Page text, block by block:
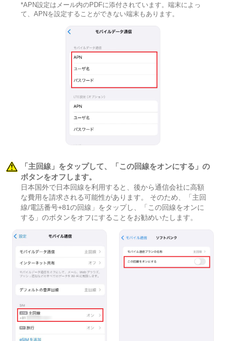
*APN設定はメール内のPDFに添付されています。端末によっ
て、APNを設定することができない端末もあります。
「主回線」をタップして、「この回線をオンにする」の
ボタンをオフします。
日本国外で日本回線を利用すると、後から通信会社に高額
な費用を請求される可能性があります。 そのため、「主回
線/電話番号+81の回線」をタップし、「この回線をオンに
する」のボタンをオフにすることをお勧めいたします。